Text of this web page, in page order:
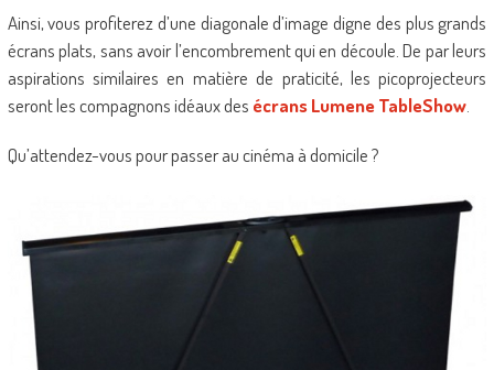
Ainsi, vous profiterez d’une diagonale d’image digne des plus grands
écrans plats, sans avoir l’encombrement qui en découle. De par leurs
aspirations similaires en matière de praticité, les picoprojecteurs
seront les compagnons idéaux des écrans Lumene TableShow.
Qu’attendez-vous pour passer au cinéma à domicile ?